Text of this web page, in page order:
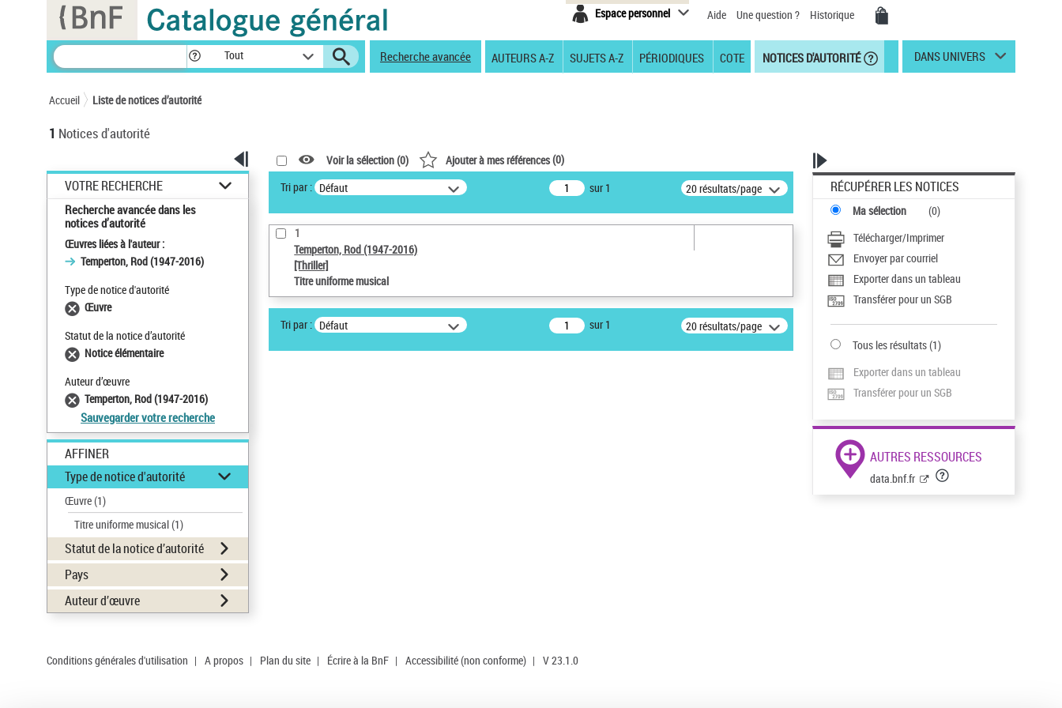
Espace personnel Aide Une question ? Historique
Tout Recherche avancée AUTEURS A-Z SUJETS A-Z PÉRIODIQUES COTE NOTICES D'AUTORITÉ DANS UNIVERS
Accueil Liste de notices d’autorité
1 Notices d'autorité
VOTRE RECHERCHE
Recherche avancée dans les
notices d’autorité
Œuvres liées à l'auteur :
Temperton, Rod (1947-2016)
Type de notice d'autorité
Œuvre
Statut de la notice d’autorité
Notice élémentaire
Auteur d’œuvre
Temperton, Rod (1947-2016)
Sauvegarder votre recherche
AFFINER
Type de notice d'autorité
Œuvre(1)
Titre uniforme musical(1)
Statut de la notice d’autorité
Pays
Auteur d’œuvre
Voir la sélection (0) Ajouter à mes références(0)
Tri par : Défaut sur 1 20 résultats/page
1
Temperton, Rod (1947-2016)
[Thriller]
Titre uniforme musical
Tri par : Défaut sur 1 20 résultats/page
RÉCUPÉRER LES NOTICES
Ma sélection (0)
Télécharger/Imprimer
Envoyer par courriel
Exporter dans un tableau
Transférer pour un SGB
Tous les résultats(1)
Exporter dans un tableau
Transférer pour un SGB
AUTRES RESSOURCES
data.bnf.fr
Conditions générales d'utilisation | A propos | Plan du site | Écrire à la BnF | Accessibilité (non conforme) | V 23.1.0
Panneau de gestion des cookies